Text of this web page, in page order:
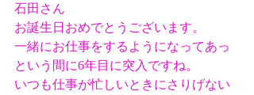
石田さん
お誕生日おめでとうございます。
一緒にお仕事をするようになってあっ
という間に6年目に突入ですね。
いつも仕事が忙しいときにさりげない